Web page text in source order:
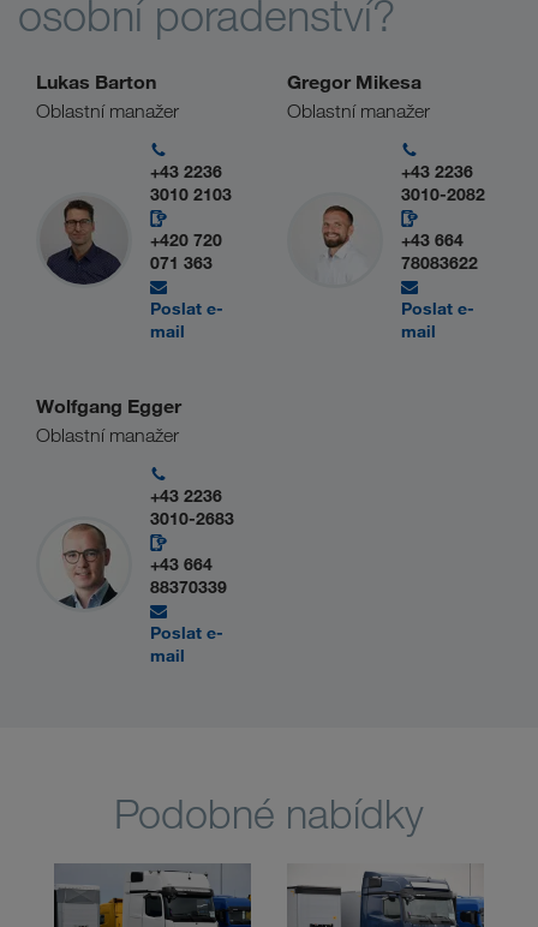
osobní poradenství?
Lukas Barton
Oblastní manažer
+43 2236
3010 2103
+420 720
071 363
Poslat e-
mail
Gregor Mikesa
Oblastní manažer
+43 2236
3010-2082
+43 664
78083622
Poslat e-
mail
Wolfgang Egger
Oblastní manažer
+43 2236
3010-2683
+43 664
88370339
Poslat e-
mail
Podobné nabídky